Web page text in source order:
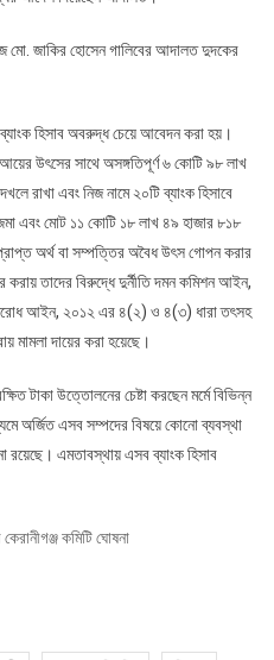
মো. জাকির হোসেন গালিবের আদালত দুদকের
হিসাব অবরুদ্ধ চেয়ে আবেদন করা হয়।
উৎসের সাথে অসঙ্গতিপূর্ণ ৬ কোটি ৯৮ লাখ
রাখা এবং নিজ নামে ২০টি ব্যাংক হিসাবে
এবং মোট ১১ কোটি ১৮ লাখ ৪৯ হাজার ৮১৮
অর্থ বা সম্পত্তির অবৈধ উৎস গোপন করার
তাদের বিরুদ্ধে দুর্নীতি দমন কমিশন আইন,
আইন, ২০১২ এর ৪(২) ও ৪(৩) ধারা তৎসহ
মামলা দায়ের করা হয়েছে।
টাকা উত্তোলনের চেষ্টা করছেন মর্মে বিভিন্ন
অর্জিত এসব সম্পদের বিষয়ে কোনো ব্যবস্থা
রয়েছে। এমতাবস্থায় এসব ব্যাংক হিসাব
কমিটি ঘোষনা